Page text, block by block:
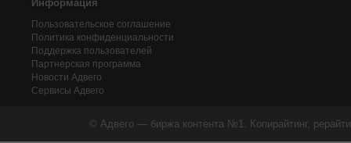
Информация
Пользовательское соглашение
Политика конфиденциальности
Поддержка пользователей
Партнерская программа
Новости Адвего
Сервисы Адвего
© Адвего — биржа контента №1. Копирайтинг,